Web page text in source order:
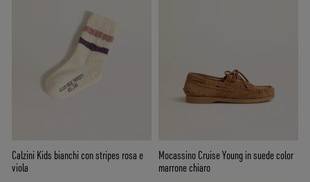
Calzini Kids bianchi con stripes rosa e
viola
Mocassino Cruise Young in suede color
marrone chiaro